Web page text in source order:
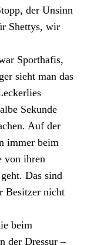
der Unsinn
Shettys, wir
Sporthafis,
sieht man das
Sekunde
Auf der
immer beim
von ihren
Das sind
Besitzer nicht
beim
der Dressur –